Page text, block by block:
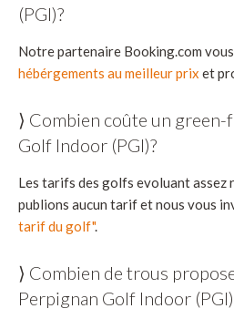
(PGI)?
Notre partenaire Booking.com
hébérgements au meilleur prix et
⟩ Combien coûte un green-
Golf Indoor (PGI)?
Les tarifs des golfs evoluant assez
publions aucun tarif et nous vous
tarif du golf".
⟩ Combien de trous
Perpignan Golf Indoor